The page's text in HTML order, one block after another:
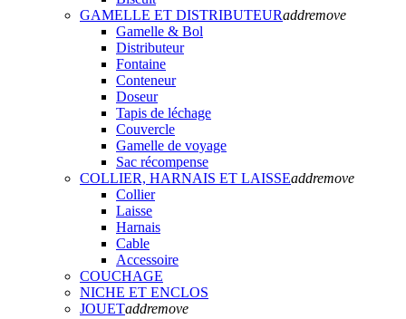
GAMELLE ET DISTRIBUTEURaddremove
Gamelle & Bol
Distributeur
Fontaine
Conteneur
Doseur
Tapis de léchage
Couvercle
Gamelle de voyage
Sac récompense
COLLIER, HARNAIS ET LAISSEaddremove
Collier
Laisse
Harnais
Cable
Accessoire
COUCHAGE
NICHE ET ENCLOS
JOUETaddremove